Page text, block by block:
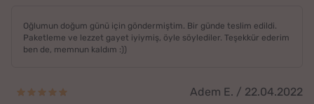
Oğlumun doğum günü için göndermiştim. Bir günde teslim edildi.
Paketleme ve lezzet gayet iyiymiş, öyle söylediler. Teşekkür ederim
ben de, memnun kaldım :))
Adem E. / 22.04.2022